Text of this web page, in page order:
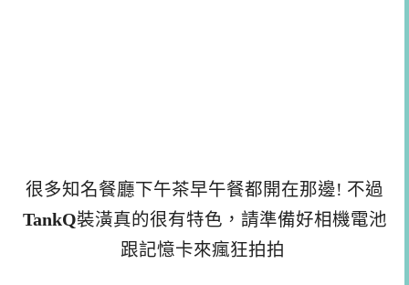
很多知名餐廳下午茶早午餐都開在那邊! 不過
TankQ裝潢真的很有特色，請準備好相機電池
跟記憶卡來瘋狂拍拍